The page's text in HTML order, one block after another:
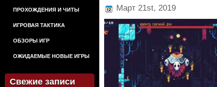
ПРОХОЖДЕНИЯ И ЧИТЫ
ИГРОВАЯ ТАКТИКА
ОБЗОРЫ ИГР
ОЖИДАЕМЫЕ НОВЫЕ ИГРЫ
Свежие записи
Март 21st, 2019